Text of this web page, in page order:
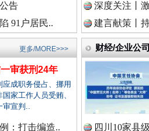
众新闻网.
民新闻网.
告
91户居民..
深度关注丨
建言献策丨
审获刑24年
应成职务侵占、挪用
国家工作人员受贿、
审宣判..
：打击编造..
更多/MORE>>> 财经/企业公
四川10家县